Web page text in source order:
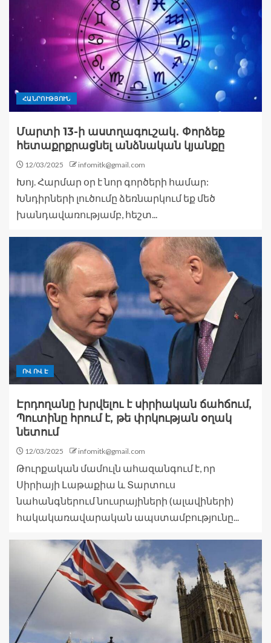
ՀԱՆՐՈՒԹՅՈՒՆ
Մարտի 13-ի աստղագուշակ․ Փորձեք
հետաքրքրացնել անձնական կյանքը
12/03/2025 infomitk@gmail.com
Խոյ. Հարմար օր է նոր գործերի համար:
Խնդիրների լուծումը ձեռնարկում եք մեծ
խանդավառությամբ, հեշտ...
ՈՎ ՈՎ Է
Էրդողանը խրվելու է սիրիական ճահճում,
Պուտինը հրում է, թե փրկության օղակ
նետում
12/03/2025 infomitk@gmail.com
Թուրքական մամուլն ահազանգում է, որ
Սիրիայի Լաթաքիա և Տարտուս
նահանգներում նուսրայիների (ալավիների)
հակակառավարական ապստամբությունը...